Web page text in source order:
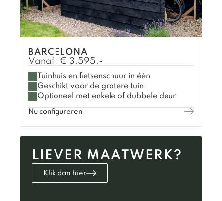
LIEVER MAATWERK?
Klik dan hier
BARCELONA
Vanaf: € 3.595,-
Tuinhuis en fietsenschuur in één
Geschikt voor de grotere tuin
Optioneel met enkele of dubbele deur
Nu configureren